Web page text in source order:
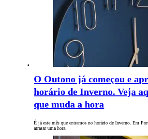
O Outono já começou e
horário de Inverno. Veja
que muda a hora
É já este mês que entramos no horário de Inverno. Em
atrasar uma hora.